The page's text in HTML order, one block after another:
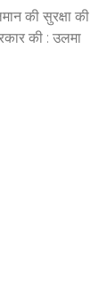
की सुरक्षा की
की : उलमा